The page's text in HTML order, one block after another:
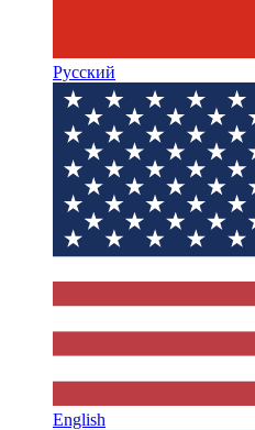
Русский
English